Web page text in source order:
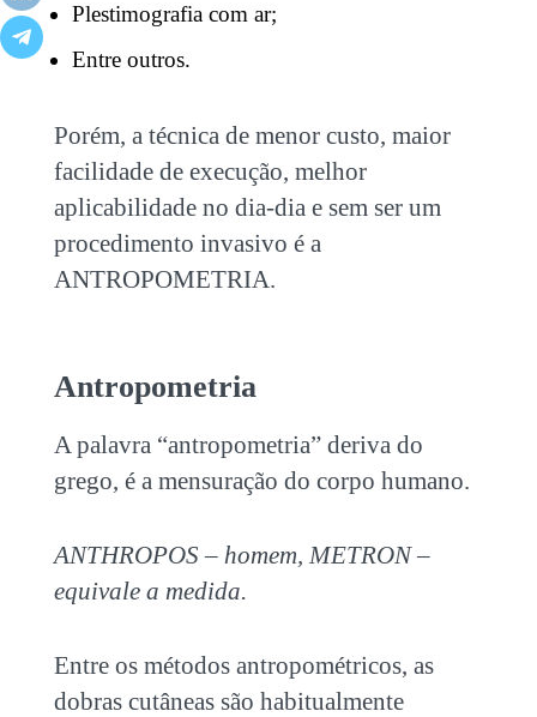
Plestimografia com ar;
Entre outros.
Porém, a técnica de menor custo, maior
facilidade de execução, melhor
aplicabilidade no dia-dia e sem ser um
procedimento invasivo é a
ANTROPOMETRIA.
Antropometria
A palavra “antropometria” deriva do
grego, é a mensuração do corpo humano.
ANTHROPOS – homem, METRON –
equivale a medida.
Entre os métodos antropométricos, as
dobras cutâneas são habitualmente